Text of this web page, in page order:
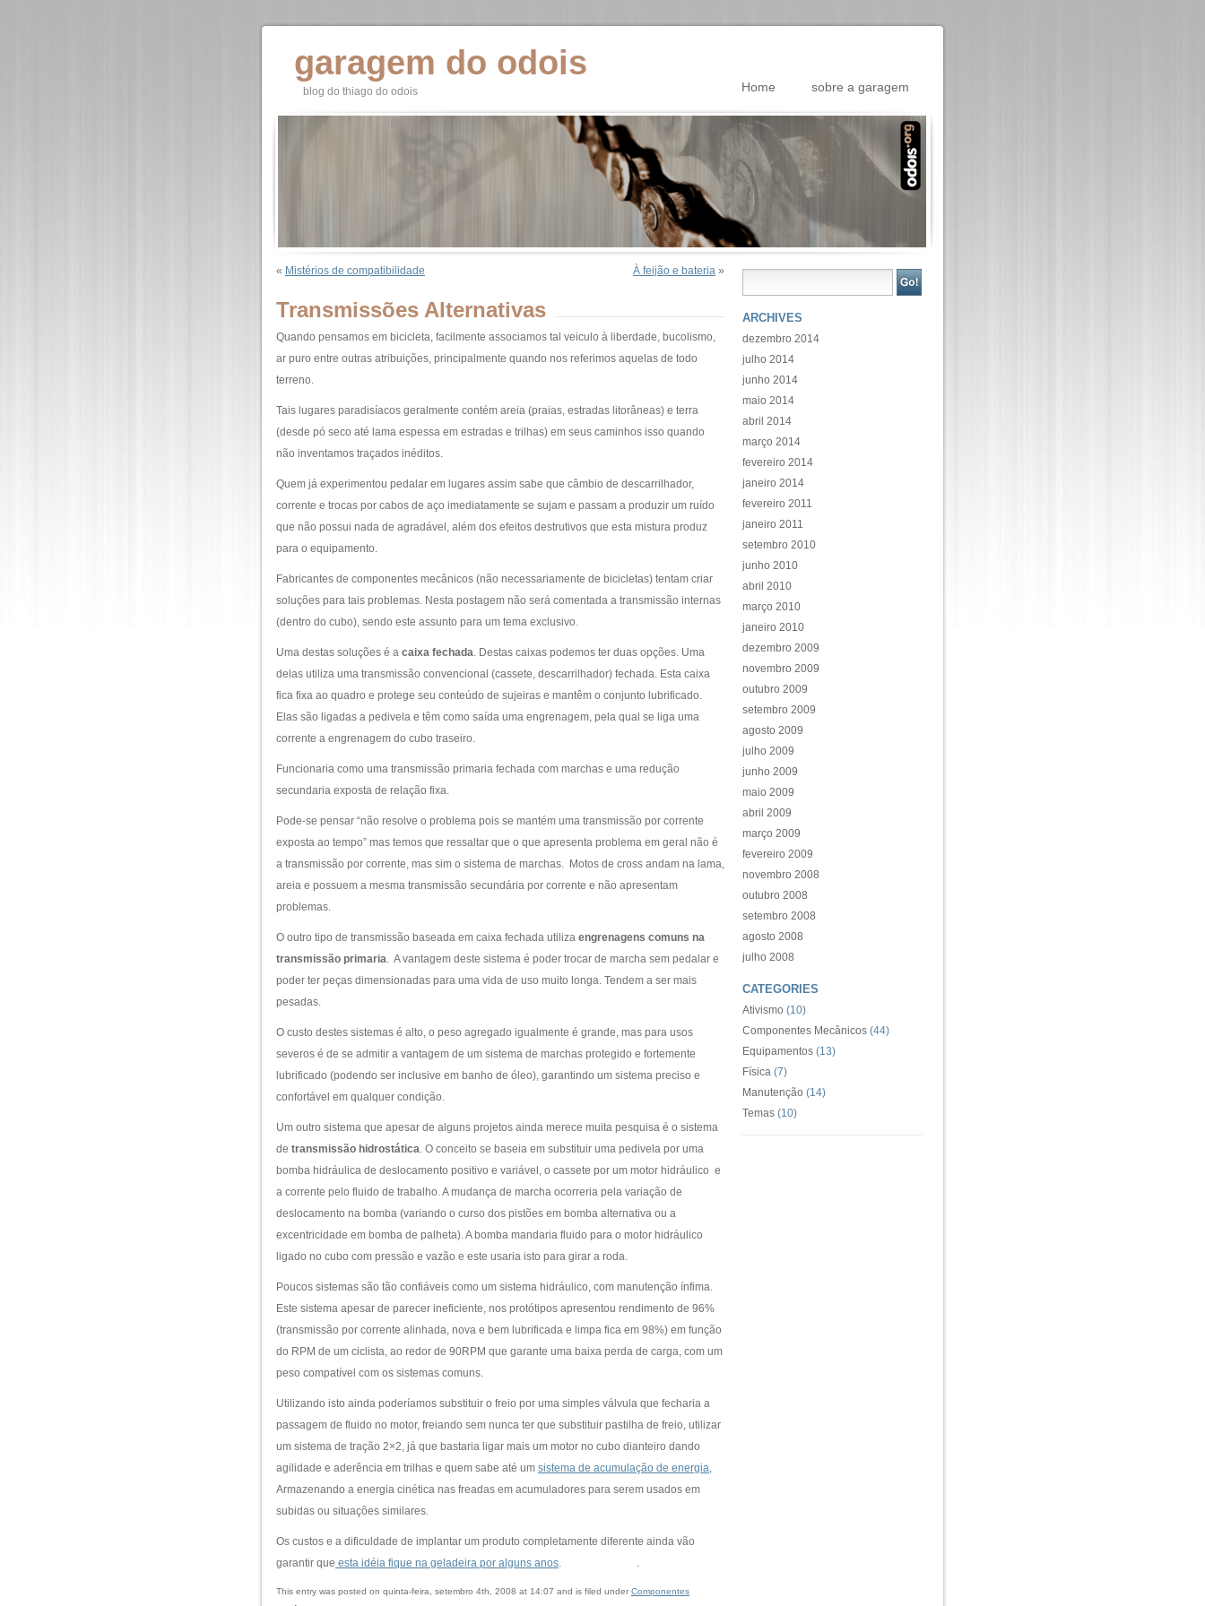
garagem do odois
blog do thiago do odois Home sobre a garagem
« Mistérios de compatibilidade À feijão e bateria »
Transmissões Alternativas
Quando pensamos em bicicleta, facilmente associamos tal veiculo à liberdade, bucolismo,
ar puro entre outras atribuições, principalmente quando nos referimos aquelas de todo
terreno.
Tais lugares paradisíacos geralmente contém areia (praias, estradas litorâneas) e terra
(desde pó seco até lama espessa em estradas e trilhas) em seus caminhos isso quando
não inventamos traçados inéditos.
Quem já experimentou pedalar em lugares assim sabe que câmbio de descarrilhador,
corrente e trocas por cabos de aço imediatamente se sujam e passam a produzir um ruído
que não possui nada de agradável, além dos efeitos destrutivos que esta mistura produz
para o equipamento.
Fabricantes de componentes mecânicos (não necessariamente de bicicletas) tentam criar
soluções para tais problemas. Nesta postagem não será comentada a transmissão internas
(dentro do cubo), sendo este assunto para um tema exclusivo.
Uma destas soluções é a caixa fechada. Destas caixas podemos ter duas opções. Uma
delas utiliza uma transmissão convencional (cassete, descarrilhador) fechada. Esta caixa
fica fixa ao quadro e protege seu conteúdo de sujeiras e mantêm o conjunto lubrificado.
Elas são ligadas a pedivela e têm como saída uma engrenagem, pela qual se liga uma
corrente a engrenagem do cubo traseiro.
Funcionaria como uma transmissão primaria fechada com marchas e uma redução
secundaria exposta de relação fixa.
Pode-se pensar “não resolve o problema pois se mantém uma transmissão por corrente
exposta ao tempo” mas temos que ressaltar que o que apresenta problema em geral não é
a transmissão por corrente, mas sim o sistema de marchas. Motos de cross andam na lama,
areia e possuem a mesma transmissão secundária por corrente e não apresentam
problemas.
O outro tipo de transmissão baseada em caixa fechada utiliza engrenagens comuns na
transmissão primaria. A vantagem deste sistema é poder trocar de marcha sem pedalar e
poder ter peças dimensionadas para uma vida de uso muito longa. Tendem a ser mais
pesadas.
O custo destes sistemas é alto, o peso agregado igualmente é grande, mas para usos
severos é de se admitir a vantagem de um sistema de marchas protegido e fortemente
lubrificado (podendo ser inclusive em banho de óleo), garantindo um sistema preciso e
confortável em qualquer condição.
Um outro sistema que apesar de alguns projetos ainda merece muita pesquisa é o sistema
de transmissão hidrostática. O conceito se baseia em substituir uma pedivela por uma
bomba hidráulica de deslocamento positivo e variável, o cassete por um motor hidráulico e
a corrente pelo fluido de trabalho. A mudança de marcha ocorreria pela variação de
deslocamento na bomba (variando o curso dos pistões em bomba alternativa ou a
excentricidade em bomba de palheta). A bomba mandaria fluido para o motor hidráulico
ligado no cubo com pressão e vazão e este usaria isto para girar a roda.
Poucos sistemas são tão confiáveis como um sistema hidráulico, com manutenção ínfima.
Este sistema apesar de parecer ineficiente, nos protótipos apresentou rendimento de 96%
(transmissão por corrente alinhada, nova e bem lubrificada e limpa fica em 98%) em função
do RPM de um ciclista, ao redor de 90RPM que garante uma baixa perda de carga, com um
peso compatível com os sistemas comuns.
Utilizando isto ainda poderíamos substituir o freio por uma simples válvula que fecharia a
passagem de fluido no motor, freiando sem nunca ter que substituir pastilha de freio, utilizar
um sistema de tração 2×2, já que bastaria ligar mais um motor no cubo dianteiro dando
agilidade e aderência em trilhas e quem sabe até um sistema de acumulação de energia,
Armazenando a energia cinética nas freadas em acumuladores para serem usados em
subidas ou situações similares.
Os custos e a dificuldade de implantar um produto completamente diferente ainda vão
garantir que esta idéia fique na geladeira por alguns anos. .
This entry was posted on quinta-feira, setembro 4th, 2008 at 14:07 and is filed under Componentes
ARCHIVES
dezembro 2014
julho 2014
junho 2014
maio 2014
abril 2014
março 2014
fevereiro 2014
janeiro 2014
fevereiro 2011
janeiro 2011
setembro 2010
junho 2010
abril 2010
março 2010
janeiro 2010
dezembro 2009
novembro 2009
outubro 2009
setembro 2009
agosto 2009
julho 2009
junho 2009
maio 2009
abril 2009
março 2009
fevereiro 2009
novembro 2008
outubro 2008
setembro 2008
agosto 2008
julho 2008
CATEGORIES
Ativismo (10)
Componentes Mecânicos (44)
Equipamentos (13)
Física (7)
Manutenção (14)
Temas (10)